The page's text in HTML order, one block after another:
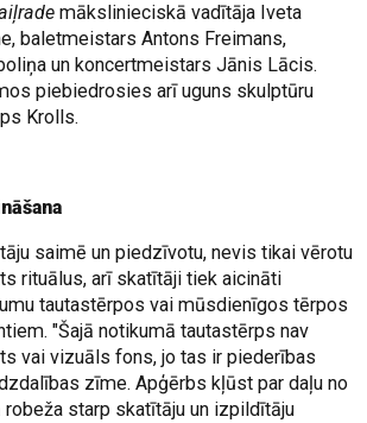
mākslinieciskā vadītāja Iveta
baletmeistars Antons Freimans,
un koncertmeistars Jānis Lācis.
piebiedrosies arī uguns skulptūru
Krolls.
saimē un piedzīvotu, nevis tikai vērotu
rituālus, arī skatītāji tiek aicināti
tautastērpos vai mūsdienīgos tērpos
"Šajā notikumā tautastērps nav
vai vizuāls fons, jo tas ir piederības
zīme. Apģērbs kļūst par daļu no
robeža starp skatītāju un izpildītāju